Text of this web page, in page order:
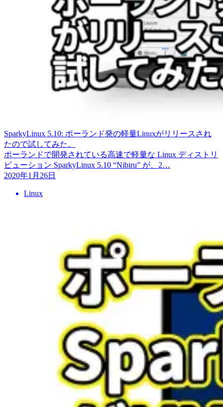
SparkyLinux 5.10: ポーランド発の軽量Linuxがリリースされ
たので試してみた。
ポーランドで開発されている高速で軽量な Linux ディストリ
ビューション SparkyLinux 5.10 “Nibiru” が、2…
2020年1月26日
Linux